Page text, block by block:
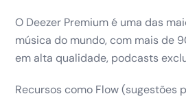
O Deezer Premium é uma das
música do mundo, com mais de
em alta qualidade, podcasts
Recursos como Flow (sugestões